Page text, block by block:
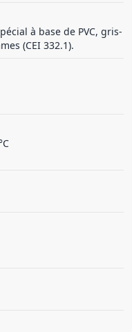
à base de PVC, gris-
(CEI 332.1).